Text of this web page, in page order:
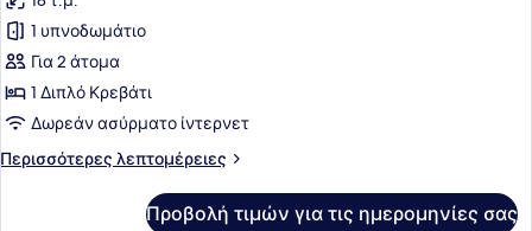
των
φωτογραφιών
για
Standard
Δίκλινο
Δωμάτιο
(Double)
1 υπνοδωμάτιο
Για 2 άτομα
1 Διπλό Κρεβάτι
Δωρεάν ασύρματο ίντερνετ
Περισσότερες λεπτομέρειες
Περισσότερες
Προβολή τιμών για τις ημερομηνίες σας